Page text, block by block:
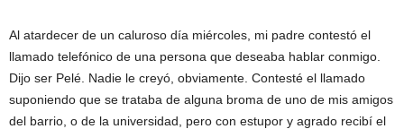
Al atardecer de un caluroso día miércoles, mi padre contestó el
llamado telefónico de una persona que deseaba hablar conmigo.
Dijo ser Pelé. Nadie le creyó, obviamente. Contesté el llamado
suponiendo que se trataba de alguna broma de uno de mis amigos
del barrio, o de la universidad, pero con estupor y agrado recibí el